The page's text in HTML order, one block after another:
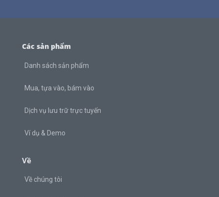
Các sản phẩm
Danh sách sản phẩm
Mua, tựa vào, bám vào
Dịch vụ lưu trữ trực tuyến
Ví dụ & Demo
Về
Về chúng tôi